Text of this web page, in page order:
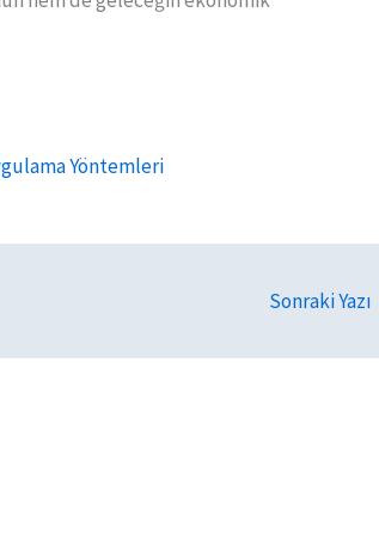
Yöntemleri
Sonraki Yazı